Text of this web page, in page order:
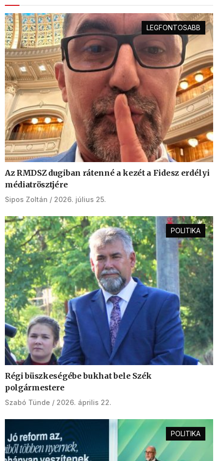
LEGFONTOSABB
Az RMDSZ dugiban rátenné a kezét a Fidesz erdélyi
médiatrösztjére
Sipos Zoltán 2026. július 25.
POLITIKA
Régi büszkeségébe bukhat bele Szék
polgármestere
Szabó Tünde 2026. április 22.
POLITIKA